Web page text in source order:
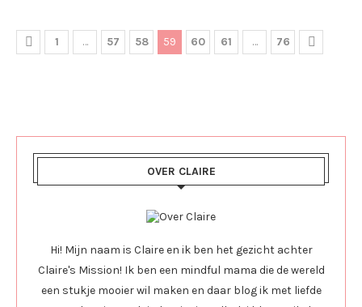
1 … 57 58 59 60 61 … 76
OVER CLAIRE
Hi! Mijn naam is Claire en ik ben het gezicht achter
Claire's Mission! Ik ben een mindful mama die de wereld
een stukje mooier wil maken en daar blog ik met liefde